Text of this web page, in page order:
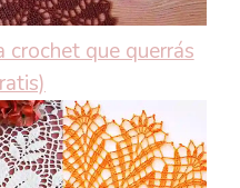
crochet que querrás